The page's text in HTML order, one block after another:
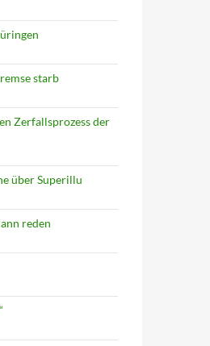
starb
Zerfallsprozess der
über Superillu
reden